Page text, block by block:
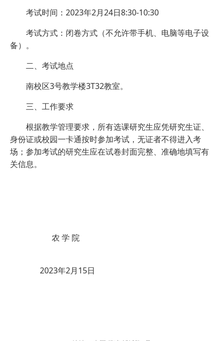
考试时间：2023年2月24日8:30-10:30
考试方式：闭卷方式（不允许带手机、电脑等电子设
备）。
二、考试地点
南校区3号教学楼3T32教室。
三、工作要求
根据教学管理要求，所有选课研究生应凭研究生证、
身份证或校园一卡通按时参加考试，无证者不得进入考
场；参加考试的研究生应在试卷封面完整、准确地填写有
关信息。
农 学 院
2023年2月15日